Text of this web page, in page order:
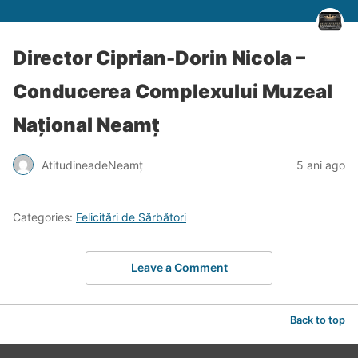
Director Ciprian-Dorin Nicola –
Conducerea Complexului Muzeal
Național Neamț
AtitudineadeNeamț 5 ani ago
Categories: Felicitări de Sărbători
Leave a Comment
Back to top